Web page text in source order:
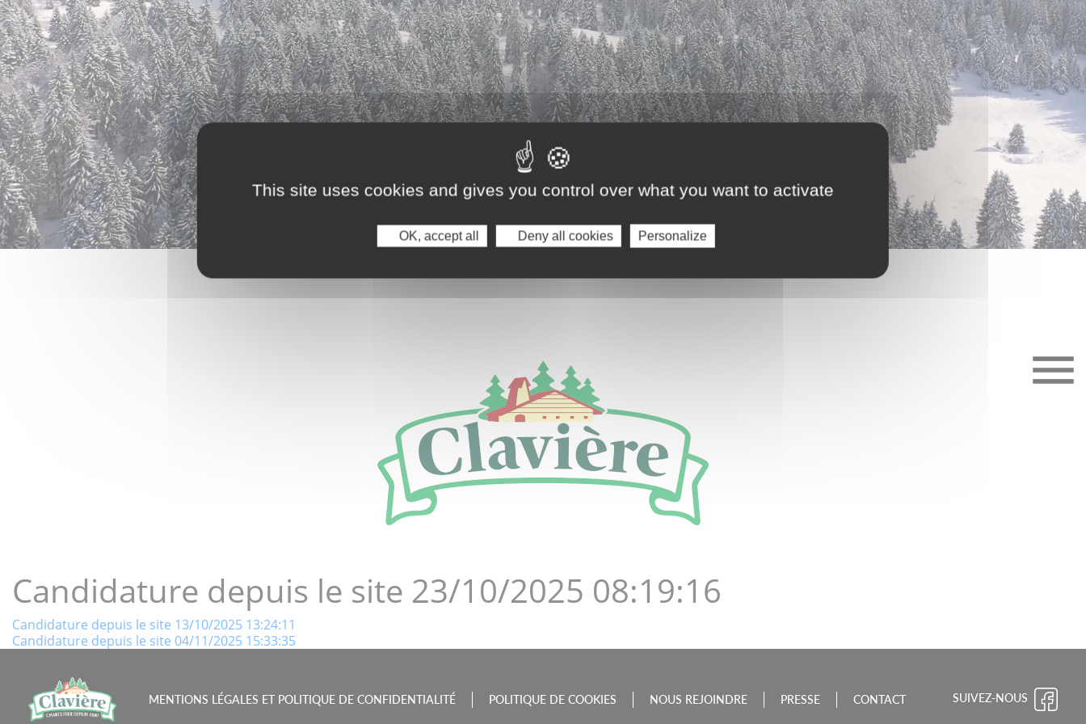
Candidature depuis le site 23/10/2025 08:19:16
Navigation
l’article
Candidature depuis le site 13/10/2025 13:24:11
Candidature depuis le site 04/11/2025 15:33:35
MENTIONS LÉGALES ET POLITIQUE DE CONFIDENTIALITÉ POLITIQUE DE COOKIES NOUS REJOINDRE PRESSE CONTACT SUIVEZ-NOUS
This site uses cookies and gives you control over what you want to activate
OK, accept all Deny all cookies Personalize